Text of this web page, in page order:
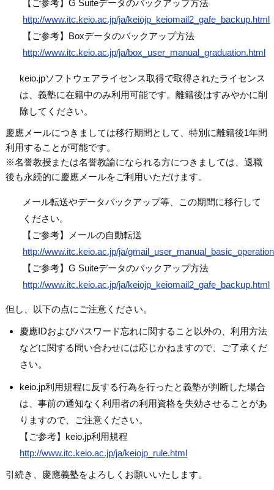
【ご参考】G Suiteデータのバックアップ方法
http://www.itc.keio.ac.jp/ja/keiojp_keiomail2_gafe_backup.html
【ご参考】Boxデータのバックアップ方法
http://www.itc.keio.ac.jp/ja/box_user_manual_graduation.html
keio.jpソフトウェアライセンス取得で取得されたライセンス
は、義塾に在籍中のみ利用可能です。離籍後はすみやかに削
除してください。
慶應メールにつきましては移行期間として、特別に離籍後1年間
利用することが可能です。
※名誉教授または名誉教諭になられる方につきましては、退職
後も永続的に慶應メールをご利用いただけます。
メール転送やデータバックアップ等、この期間に移行して
ください。
【ご参考】メールの自動転送
http://www.itc.keio.ac.jp/ja/
【ご参考】G Suiteデータのバックアップ方法
http://www.itc.keio.ac.jp/ja/keiojp_keiomail2_gafe_backup.html
但し、以下の点にご注意ください。
慶應IDおよびパスワード忘れに関すること以外の、利用方法
などに関する問い合わせには応じかねますので、ご了承くだ
さい。
keio.jp利用規程に反する行為を行ったと義塾が判断した場合
は、事前の通知なく利用者の利用資格を失効させることがあ
りますので、ご注意ください。
【ご参考】keio.jp利用規程
http://www.itc.keio.ac.jp/ja/keiojp_rule.html
引続き、慶應義塾をよろしくお願いいたします。